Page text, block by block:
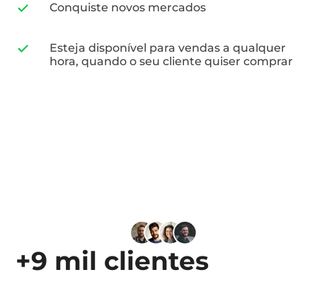
Conquiste novos mercados
Esteja disponível para vendas a qualquer
hora, quando o seu cliente quiser comprar
+9 mil clientes